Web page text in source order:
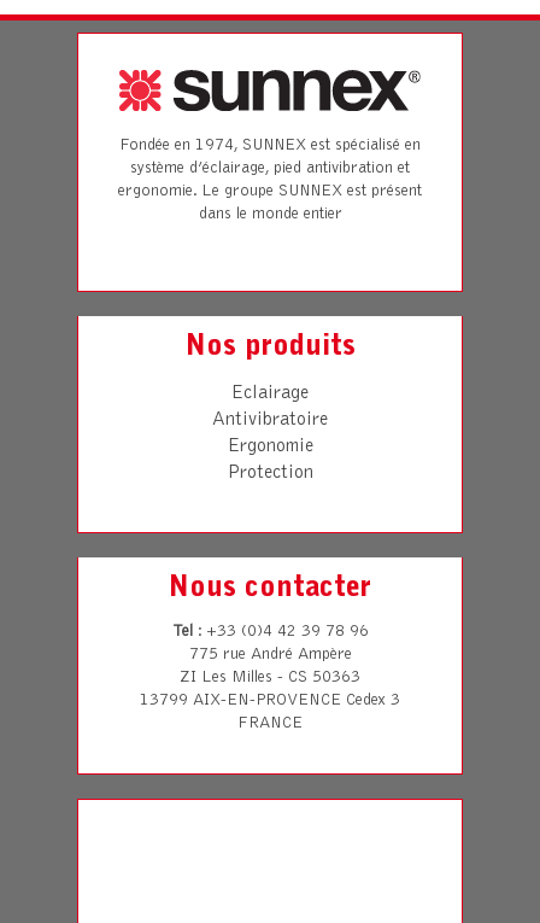
Fondée en 1974, SUNNEX est spécialisé en
système d’éclairage, pied antivibration et
ergonomie. Le groupe SUNNEX est présent
dans le monde entier
Nos produits
Eclairage
Antivibratoire
Ergonomie
Protection
Nous contacter
Tel : +33 (0)4 42 39 78 96
775 rue André Ampère
ZI Les Milles - CS 50363
13799 AIX-EN-PROVENCE Cedex 3
FRANCE